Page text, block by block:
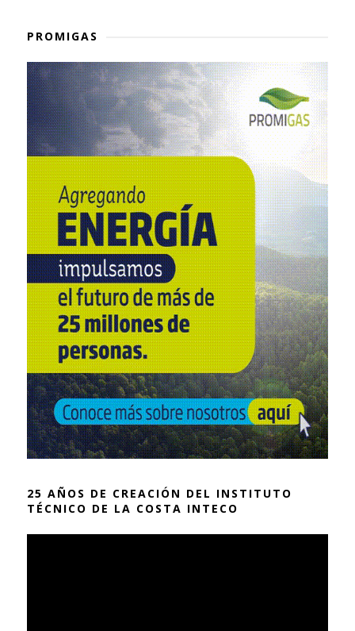
PROMIGAS
25 AÑOS DE CREACIÓN DEL INSTITUTO
TÉCNICO DE LA COSTA INTECO